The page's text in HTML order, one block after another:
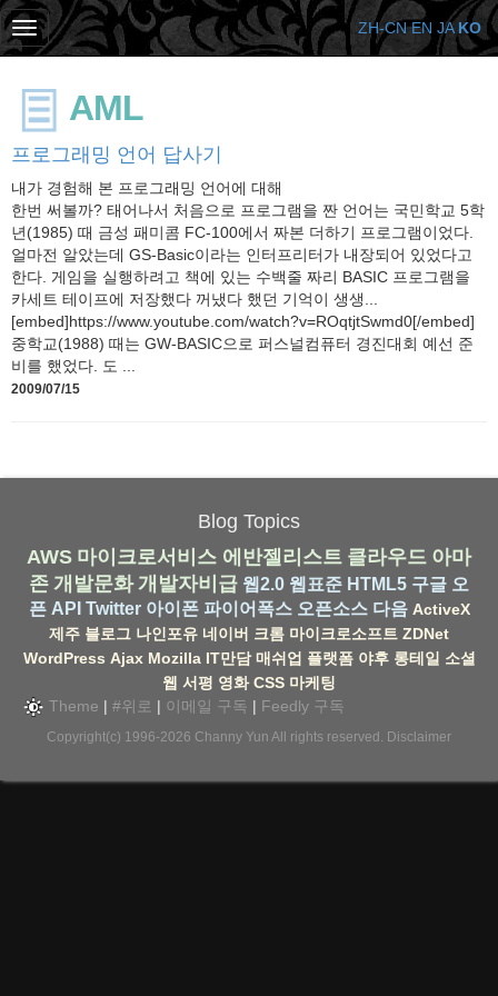
AML
프로그래밍 언어 답사기
내가 경험해 본 프로그래밍 언어에 대해
한번 써볼까? 태어나서 처음으로 프로그램을 짠 언어는 국민학교 5학
년(1985) 때 금성 패미콤 FC-100에서 짜본 더하기 프로그램이었다.
얼마전 알았는데 GS-Basic이라는 인터프리터가 내장되어 있었다고
한다. 게임을 실행하려고 책에 있는 수백줄 짜리 BASIC 프로그램을
카세트 테이프에 저장했다 꺼냈다 했던 기억이 생생...
[embed]https://www.youtube.com/watch?v=ROqtjtSwmd0[/embed]
중학교(1988) 때는 GW-BASIC으로 퍼스널컴퓨터 경진대회 예선 준
비를 했었다. 도 ...
2009/07/15
Blog Topics
AWS 마이크로서비스 에반젤리스트 클라우드 아마
존 개발문화 개발자비급 웹2.0 웹표준 HTML5 구글 오
픈 API Twitter 아이폰 파이어폭스 오픈소스 다음 ActiveX
제주 블로그 나인포유 네이버 크롬 마이크로소프트 ZDNet
WordPress Ajax Mozilla IT만담 매쉬업 플랫폼 야후 롱테일 소셜
웹 서평 영화 CSS 마케팅
Theme | #위로 | 이메일 구독 | Feedly 구독
Copyright(c) 1996-2026 Channy Yun All rights reserved. Disclaimer
ZH-CN EN JA KO